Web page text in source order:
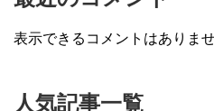
表示できるコメントはありませ
人気記事一覧